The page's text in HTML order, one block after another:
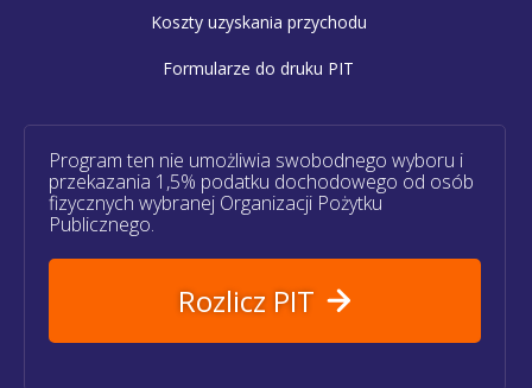
Koszty uzyskania przychodu
Formularze do druku PIT
Program ten nie umożliwia swobodnego wyboru i
przekazania 1,5% podatku dochodowego od osób
fizycznych wybranej Organizacji Pożytku
Publicznego.
Rozlicz PIT